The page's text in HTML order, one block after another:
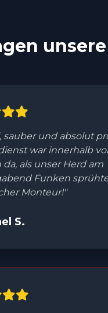
sauber und absolut
war innerhalb
als unser Herd am
Funken
Monteur!"
S.